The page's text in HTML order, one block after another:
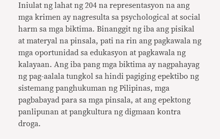
Iniulat ng lahat ng 204 na representasyon na ang
mga krimen ay nagresulta sa psychological at social
harm sa mga biktima. Binanggit ng iba ang pisikal
at materyal na pinsala, pati na rin ang pagkawala ng
mga oportunidad sa edukasyon at pagkawala ng
kalayaan. Ang iba pang mga biktima ay nagpahayag
ng pag-aalala tungkol sa hindi pagiging epektibo ng
sistemang panghukuman ng Pilipinas, mga
pagbabayad para sa mga pinsala, at ang epektong
panlipunan at pangkultura ng digmaan kontra
droga.